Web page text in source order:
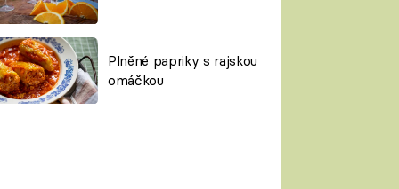
Plněné papriky s rajskou
omáčkou